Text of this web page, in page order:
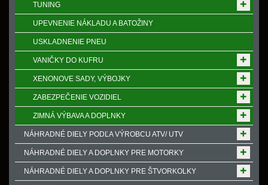
TUNING
UPEVNENIE NÁKLADU A BATOŽINY
USKLADNENIE PNEU
VANIČKY DO KUFRU
XENONOVE SADY, VÝBOJKY
ZABEZPEČENIE VOZIDIEL
ZIMNÁ VÝBAVA A DOPLNKY
NÁHRADNÉ DIELY PODĽA VÝROBCU ATV/ UTV
NÁHRADNÉ DIELY A DOPLNKY PRE MOTORKY
NÁHRADNÉ DIELY A DOPLNKY PRE ŠTVORKOLKY